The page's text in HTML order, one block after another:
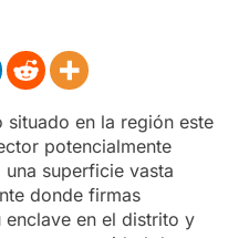
situado en la región este
potencialmente
superficie vasta
donde firmas
en el distrito y